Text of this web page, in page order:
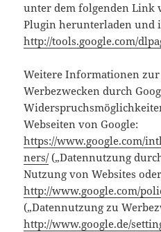
unter dem folgenden Link
Plugin herunterladen und
http://tools.google.com/
Weitere Informationen
Werbezwecken durch
Webseiten von Google:
https://www.google.com/
ners/(„Datennutzung
Nutzung von Websites
http://www.google.com/
(„Datennutzung zu
http://www.google.de/